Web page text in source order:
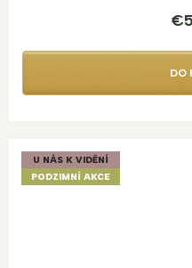
DO
U NÁS K VIDĚNÍ
PODZIMNÍ AKCE